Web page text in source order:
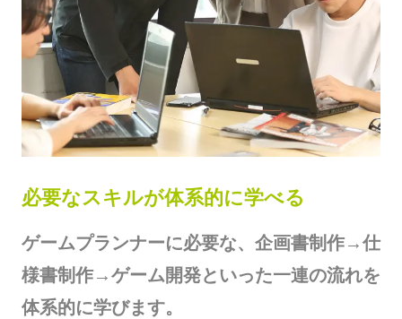
必要なスキルが体系的に学べる
ゲームプランナーに必要な、企画書制作→仕
様書制作→ゲーム開発といった一連の流れを
体系的に学びます。